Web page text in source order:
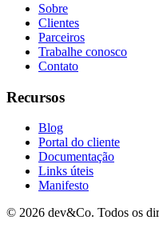
Sobre
Clientes
Parceiros
Trabalhe conosco
Contato
Recursos
Blog
Portal do cliente
Documentação
Links úteis
Manifesto
© 2026 dev&Co. Todos os